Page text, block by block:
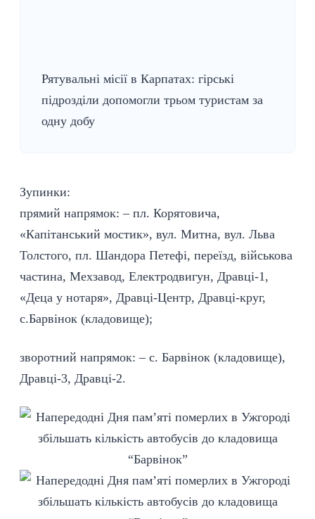
Рятувальні місії в Карпатах: гірські
підрозділи допомогли трьом туристам за
одну добу
Зупинки:
прямий напрямок: – пл. Корятовича,
«Капітанський мостик», вул. Митна, вул. Льва
Толстого, пл. Шандора Петефі, переїзд, військова
частина, Мехзавод, Електродвигун, Дравці-1,
«Деца у нотаря», Дравці-Центр, Дравці-круг,
с.Барвінок (кладовище);
зворотний напрямок: – с. Барвінок (кладовище),
Дравці-3, Дравці-2.